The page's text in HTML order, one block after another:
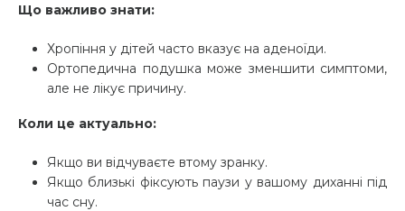
Що важливо знати:
Хропіння у дітей часто вказує на аденоїди.
Ортопедична подушка може зменшити симптоми,
але не лікує причину.
Коли це актуально:
Якщо ви відчуваєте втому зранку.
Якщо близькі фіксують паузи у вашому диханні під
час сну.